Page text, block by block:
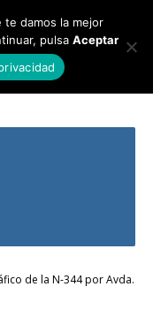
de la N-344 por Avda.
te damos la mejor
pulsa Aceptar